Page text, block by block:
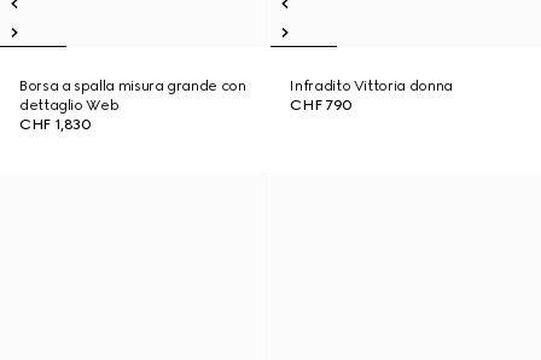
Borsa a spalla misura grande con
dettaglio Web
CHF 1,830
Infradito Vittoria donna
CHF 790